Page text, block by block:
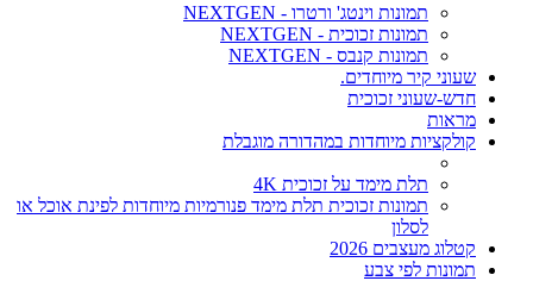
תמונות וינטג' ורטרו - NEXTGEN
תמונות זכוכית - NEXTGEN
תמונות קנבס - NEXTGEN
שעוני קיר מיוחדים.
חדש-שעוני זכוכית
מראות
קולקציות מיוחדות במהדורה מוגבלת
תלת מימד על זכוכית 4K
תמונות זכוכית תלת מימד פנורמיות מיוחדות לפינת אוכל או
לסלון
קטלוג מעצבים 2026
תמונות לפי צבע